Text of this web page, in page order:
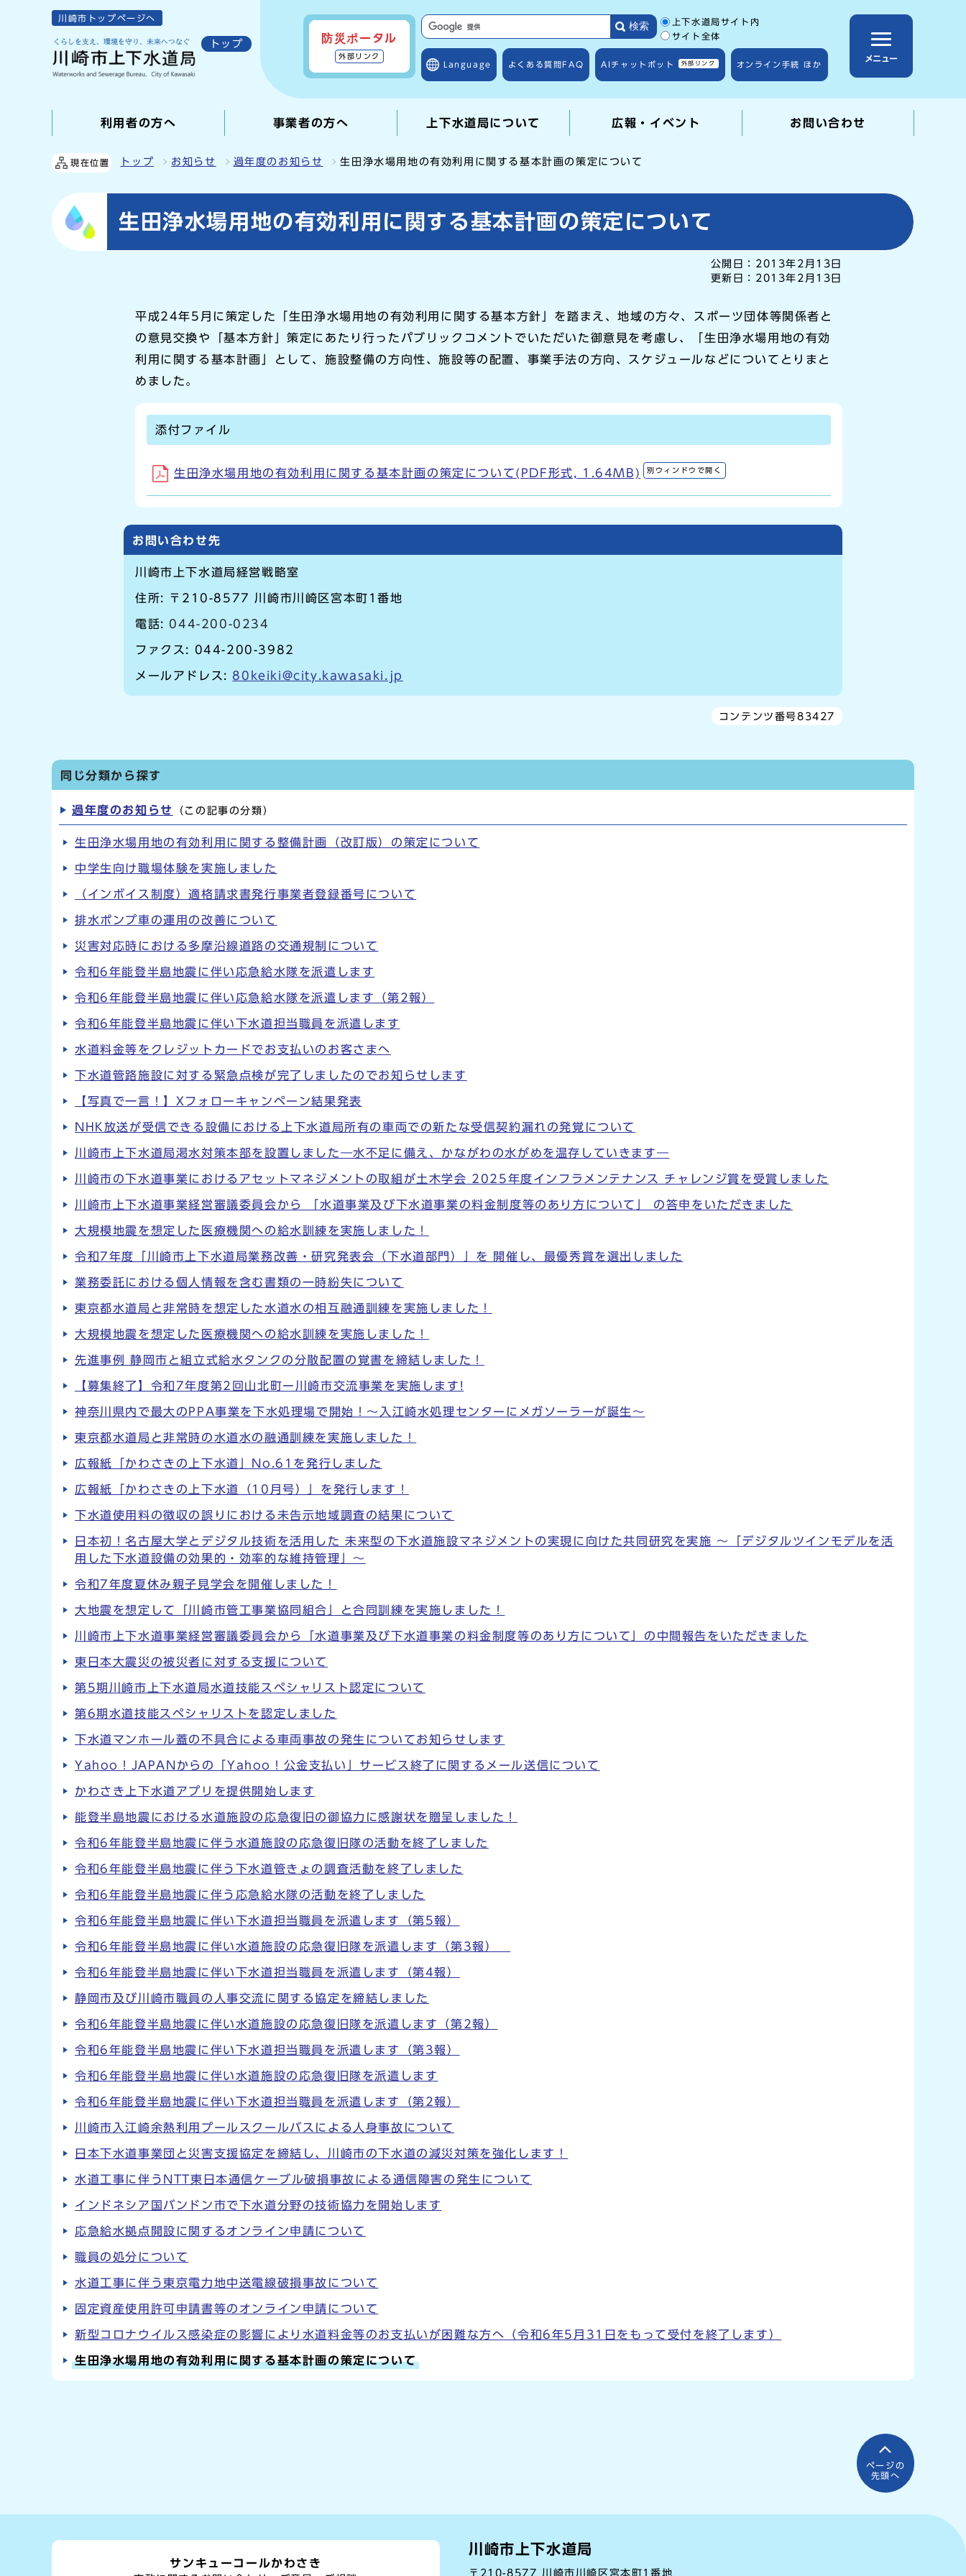
川崎市トップページへ
トップ 防災ポータル
外部リンク
検索 サイト内検索の範囲
上下水道局サイト内
サイト全体
Language よくある質問 FAQ AIチャットボット 外部リンク オンライン手続 ほか
メニュー
利用者の方へ 事業者の方へ 上下水道局について 広報・イベント お問い合わせ
現在位置 トップ お知らせ 過年度のお知らせ 生田浄水場用地の有効利用に関する基本計画の策定について
生田浄水場用地の有効利用に関する基本計画の策定について
公開日： 2013年2月13日
更新日： 2013年2月13日
平成24年5月に策定した「生田浄水場用地の有効利用に関する基本方針」を踏まえ、地域の方々、スポーツ団体等関係者と
の意見交換や「基本方針」策定にあたり行ったパブリックコメントでいただいた御意見を考慮し、「生田浄水場用地の有効
利用に関する基本計画」として、施設整備の方向性、施設等の配置、事業手法の方向、スケジュールなどについてとりまと
めました。
添付ファイル
生田浄水場用地の有効利用に関する基本計画の策定について(PDF形式, 1.64MB) 別ウィンドウで開く
お問い合わせ先
川崎市上下水道局経営戦略室
住所: 〒210-8577 川崎市川崎区宮本町1番地
電話: 044-200-0234
ファクス: 044-200-3982
メールアドレス: 80keiki@city.kawasaki.jp
コンテンツ番号83427
同じ分類から探す
過年度のお知らせ （この記事の分類）
生田浄水場用地の有効利用に関する整備計画（改訂版）の策定について
中学生向け職場体験を実施しました
（インボイス制度）適格請求書発行事業者登録番号について
排水ポンプ車の運用の改善について
災害対応時における多摩沿線道路の交通規制について
令和6年能登半島地震に伴い応急給水隊を派遣します
令和6年能登半島地震に伴い応急給水隊を派遣します（第2報）
令和6年能登半島地震に伴い下水道担当職員を派遣します
水道料金等をクレジットカードでお支払いのお客さまへ
下水道管路施設に対する緊急点検が完了しましたのでお知らせします
【写真で一言！】Xフォローキャンペーン結果発表
NHK放送が受信できる設備における上下水道局所有の車両での新たな受信契約漏れの発覚について
川崎市上下水道局渇水対策本部を設置しました―水不足に備え、かながわの水がめを温存していきます―
川崎市の下水道事業におけるアセットマネジメントの取組が土木学会 2025年度インフラメンテナンス チャレンジ賞を受賞しました
川崎市上下水道事業経営審議委員会から 「水道事業及び下水道事業の料金制度等のあり方について」 の答申をいただきました
大規模地震を想定した医療機関への給水訓練を実施しました！
令和7年度「川崎市上下水道局業務改善・研究発表会（下水道部門）」を 開催し、最優秀賞を選出しました
業務委託における個人情報を含む書類の一時紛失について
東京都水道局と非常時を想定した水道水の相互融通訓練を実施しました！
大規模地震を想定した医療機関への給水訓練を実施しました！
先進事例 静岡市と組立式給水タンクの分散配置の覚書を締結しました！
【募集終了】令和7年度第2回山北町ー川崎市交流事業を実施します!
神奈川県内で最大のPPA事業を下水処理場で開始！～入江崎水処理センターにメガソーラーが誕生～
東京都水道局と非常時の水道水の融通訓練を実施しました！
広報紙「かわさきの上下水道」No.61を発行しました
広報紙「かわさきの上下水道（10月号）」を発行します！
下水道使用料の徴収の誤りにおける未告示地域調査の結果について
日本初！名古屋大学とデジタル技術を活用した 未来型の下水道施設マネジメントの実現に向けた共同研究を実施 ～「デジタルツインモデルを活
用した下水道設備の効果的・効率的な維持管理」～
令和7年度夏休み親子見学会を開催しました！
大地震を想定して「川崎市管工事業協同組合」と合同訓練を実施しました！
川崎市上下水道事業経営審議委員会から「水道事業及び下水道事業の料金制度等のあり方について」の中間報告をいただきました
東日本大震災の被災者に対する支援について
第5期川崎市上下水道局水道技能スペシャリスト認定について
第6期水道技能スペシャリストを認定しました
下水道マンホール蓋の不具合による車両事故の発生についてお知らせします
Yahoo！JAPANからの「Yahoo！公金支払い」サービス終了に関するメール送信について
かわさき上下水道アプリを提供開始します
能登半島地震における水道施設の応急復旧の御協力に感謝状を贈呈しました！
令和6年能登半島地震に伴う水道施設の応急復旧隊の活動を終了しました
令和6年能登半島地震に伴う下水道管きょの調査活動を終了しました
令和6年能登半島地震に伴う応急給水隊の活動を終了しました
令和6年能登半島地震に伴い下水道担当職員を派遣します（第5報）
令和6年能登半島地震に伴い水道施設の応急復旧隊を派遣します（第3報）
令和6年能登半島地震に伴い下水道担当職員を派遣します（第4報）
静岡市及び川崎市職員の人事交流に関する協定を締結しました
令和6年能登半島地震に伴い水道施設の応急復旧隊を派遣します（第2報）
令和6年能登半島地震に伴い下水道担当職員を派遣します（第3報）
令和6年能登半島地震に伴い水道施設の応急復旧隊を派遣します
令和6年能登半島地震に伴い下水道担当職員を派遣します（第2報）
川崎市入江崎余熱利用プールスクールバスによる人身事故について
日本下水道事業団と災害支援協定を締結し、川崎市の下水道の減災対策を強化します！
水道工事に伴うNTT東日本通信ケーブル破損事故による通信障害の発生について
インドネシア国バンドン市で下水道分野の技術協力を開始します
応急給水拠点開設に関するオンライン申請について
職員の処分について
水道工事に伴う東京電力地中送電線破損事故について
固定資産使用許可申請書等のオンライン申請について
新型コロナウイルス感染症の影響により水道料金等のお支払いが困難な方へ（令和6年5月31日をもって受付を終了します）
生田浄水場用地の有効利用に関する基本計画の策定について
ページの
先頭へ
サンキューコールかわさき
川崎市上下水道局
〒210-8577 川崎市川崎区宮本町1番地